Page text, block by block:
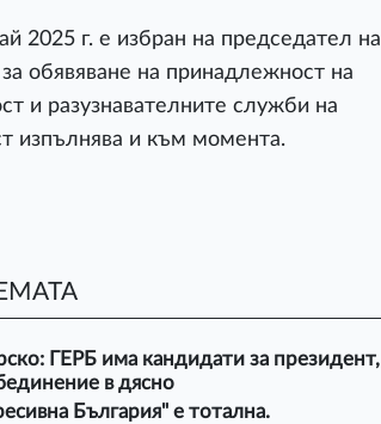
2025 г. е избран на председател на
обявяване на принадлежност на
и разузнавателните служби на
изпълнява и към момента.
ГЕРБ има кандидати за президент,
в дясно
България" е тотална.